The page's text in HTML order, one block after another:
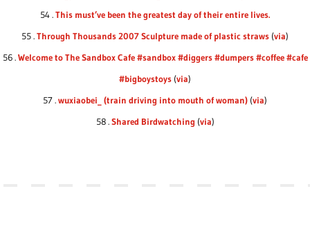
54 .This must’ve been the greatest day of their entire lives.
55 .Through Thousands 2007 Sculpture made of plastic straws (via)
56 .Welcome to The Sandbox Cafe #sandbox #diggers #dumpers #coffee #cafe
#bigboystoys (via)
57 .wuxiaobei_ (train driving into mouth of woman) (via)
58 .Shared Birdwatching (via)